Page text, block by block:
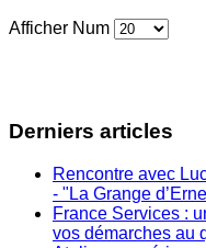
Afficher Num
Derniers articles
Rencontre avec
- "La Grange
France Services :
vos démarches au